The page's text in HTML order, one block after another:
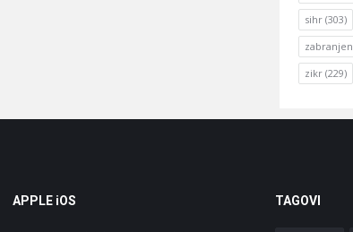
sihr (303)
zikr (229)
APPLE iOS TAGOVI